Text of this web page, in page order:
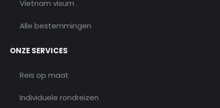
Vietnam visum
Alle bestemmingen
ONZE SERVICES
Reis op maat
Individuele rondreizen